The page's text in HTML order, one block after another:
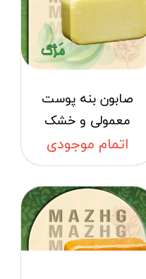
صابون بنه پوست
معمولی و خشک
اتمام موجودی